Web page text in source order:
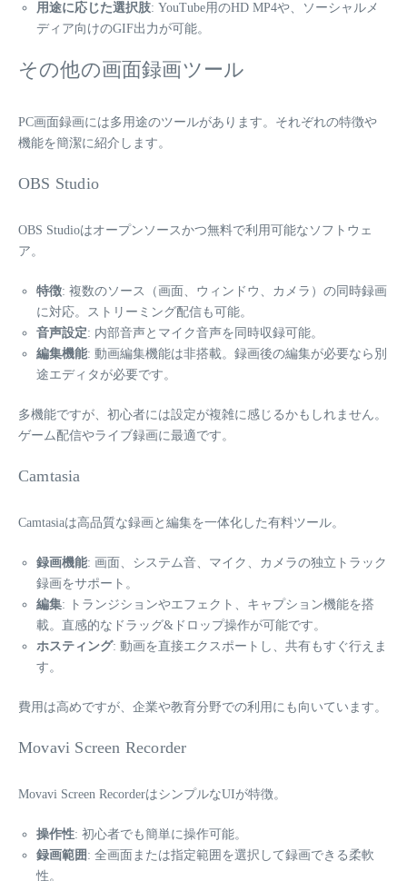
用途に応じた選択肢: YouTube用のHD MP4や、ソーシャルメ
ディア向けのGIF出力が可能。
その他の画面録画ツール
PC画面録画には多用途のツールがあります。それぞれの特徴や
機能を簡潔に紹介します。
OBS Studio
OBS Studioはオープンソースかつ無料で利用可能なソフトウェ
ア。
特徴: 複数のソース（画面、ウィンドウ、カメラ）の同時録画
に対応。ストリーミング配信も可能。
音声設定: 内部音声とマイク音声を同時収録可能。
編集機能: 動画編集機能は非搭載。録画後の編集が必要なら別
途エディタが必要です。
多機能ですが、初心者には設定が複雑に感じるかもしれません。
ゲーム配信やライブ録画に最適です。
Camtasia
Camtasiaは高品質な録画と編集を一体化した有料ツール。
録画機能: 画面、システム音、マイク、カメラの独立トラック
録画をサポート。
編集: トランジションやエフェクト、キャプション機能を搭
載。直感的なドラッグ&ドロップ操作が可能です。
ホスティング: 動画を直接エクスポートし、共有もすぐ行えま
す。
費用は高めですが、企業や教育分野での利用にも向いています。
Movavi Screen Recorder
Movavi Screen RecorderはシンプルなUIが特徴。
操作性: 初心者でも簡単に操作可能。
録画範囲 : 全画面または指定範囲を選択して録画できる柔軟
性。